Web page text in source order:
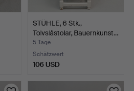
STÜHLE, 6 Stk.,
Tolvslåstolar, Bauernkunst…
5 Tage
Schätzwert
106 USD